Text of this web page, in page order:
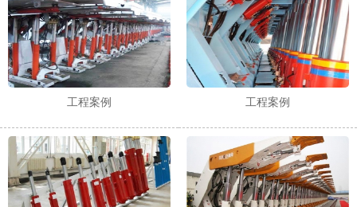
工程案例 工程案例